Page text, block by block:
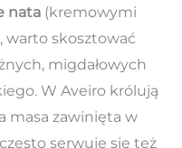
nata(kremowymi
warto skosztować
migdałowych
W Aveiro królują
masa zawinięta w
serwuje się też